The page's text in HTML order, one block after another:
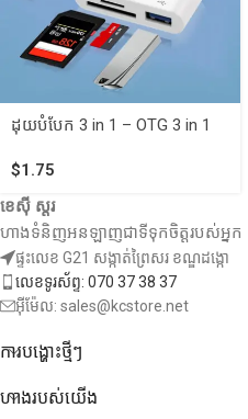
ដុយបំបែក 3 in 1 – OTG 3 in 1
$1.75
ខេស៊ី ស្តរ
ហាងទំនិញអនឡាញជាទីទុកចិត្តរបស់អ្នក
ផ្ទះលេខ G21 សង្កាត់ព្រៃសរ ខណ្ឌដង្កោ
លេខទូរស័ព្ទ: 070 37 38 37
អ៊ីម៉ែល: sales@kcstore.net
ការបង្ហោះថ្មីៗ
ហាងរបស់យើង